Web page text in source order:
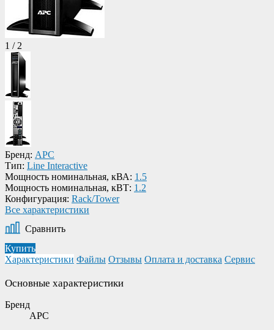
1 / 2
Бренд: APC
Тип: Line Interactive
Мощность номинальная, кВА: 1.5
Мощность номинальная, кВТ: 1.2
Конфигурация: Rack/Tower
Все характеристики
Сравнить
Купить
Характеристики Файлы Отзывы Оплата и доставка Сервис
Основные характеристики
Бренд
APC